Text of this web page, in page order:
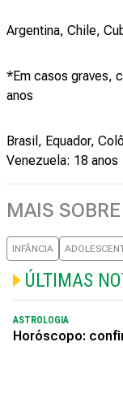
Argentina, Chile,
*Em casos graves,
anos
Brasil, Equador,
Venezuela: 18 anos
MAIS SOBRE
INFÂNCIA
ÚLTIMAS
ASTROLOGIA
Horóscopo: